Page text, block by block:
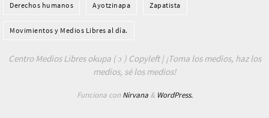
Derechos humanos Ayotzinapa Zapatista
Movimientos y Medios Libres al día.
Centro Medios Libres okupa ( ɔ ) Copyleft | ¡Toma los medios, haz los
medios, sé los medios!
Funciona con Nirvana& WordPress.